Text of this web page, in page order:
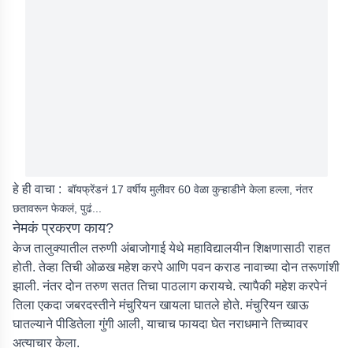
हे ही वाचा : बॉयफ्रेंडनं 17 वर्षीय मुलीवर 60 वेळा कुऱ्हाडीने केला हल्ला, नंतर
छतावरून फेकलं, पुढं...
नेमकं प्रकरण काय?
केज तालुक्यातील तरुणी अंबाजोगाई येथे महाविद्यालयीन शिक्षणासाठी राहत
होती. तेव्हा तिची ओळख महेश करपे आणि पवन कराड नावाच्या दोन तरूणांशी
झाली. नंतर दोन तरुण सतत तिचा पाठलाग करायचे. त्यापैकी महेश करपेनं
तिला एकदा जबरदस्तीने मंचुरियन खायला घातले होते. मंचुरियन खाऊ
घातल्याने पीडितेला गुंगी आली, याचाच फायदा घेत नराधमाने तिच्यावर
अत्याचार केला.